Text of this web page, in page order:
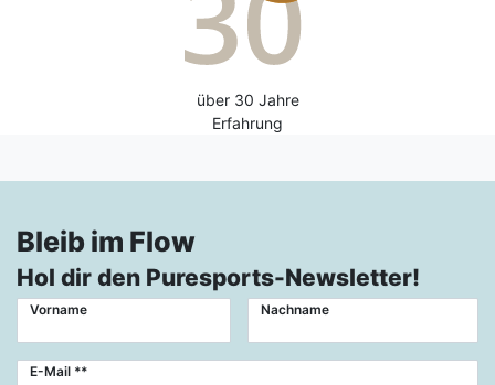
über 30 Jahre
Erfahrung
Bleib im Flow
Hol dir den Puresports-Newsletter!
Vorname Nachname
E-Mail **
Newsletter